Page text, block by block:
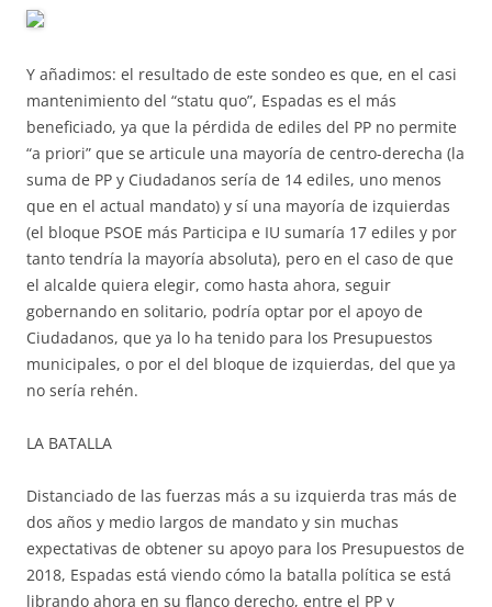
Y añadimos: el resultado de este sondeo es que, en el casi
mantenimiento del “statu quo”, Espadas es el más
beneficiado, ya que la pérdida de ediles del PP no permite
“a priori” que se articule una mayoría de centro-derecha (la
suma de PP y Ciudadanos sería de 14 ediles, uno menos
que en el actual mandato) y sí una mayoría de izquierdas
(el bloque PSOE más Participa e IU sumaría 17 ediles y por
tanto tendría la mayoría absoluta), pero en el caso de que
el alcalde quiera elegir, como hasta ahora, seguir
gobernando en solitario, podría optar por el apoyo de
Ciudadanos, que ya lo ha tenido para los Presupuestos
municipales, o por el del bloque de izquierdas, del que ya
no sería rehén.
LA BATALLA
Distanciado de las fuerzas más a su izquierda tras más de
dos años y medio largos de mandato y sin muchas
expectativas de obtener su apoyo para los Presupuestos de
2018, Espadas está viendo cómo la batalla política se está
librando ahora en su flanco derecho, entre el PP y